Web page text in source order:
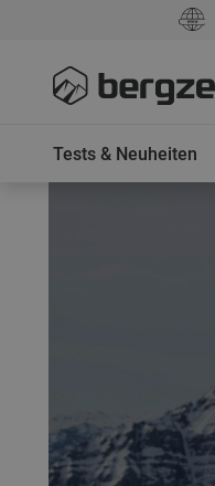
Tests & Neuheiten